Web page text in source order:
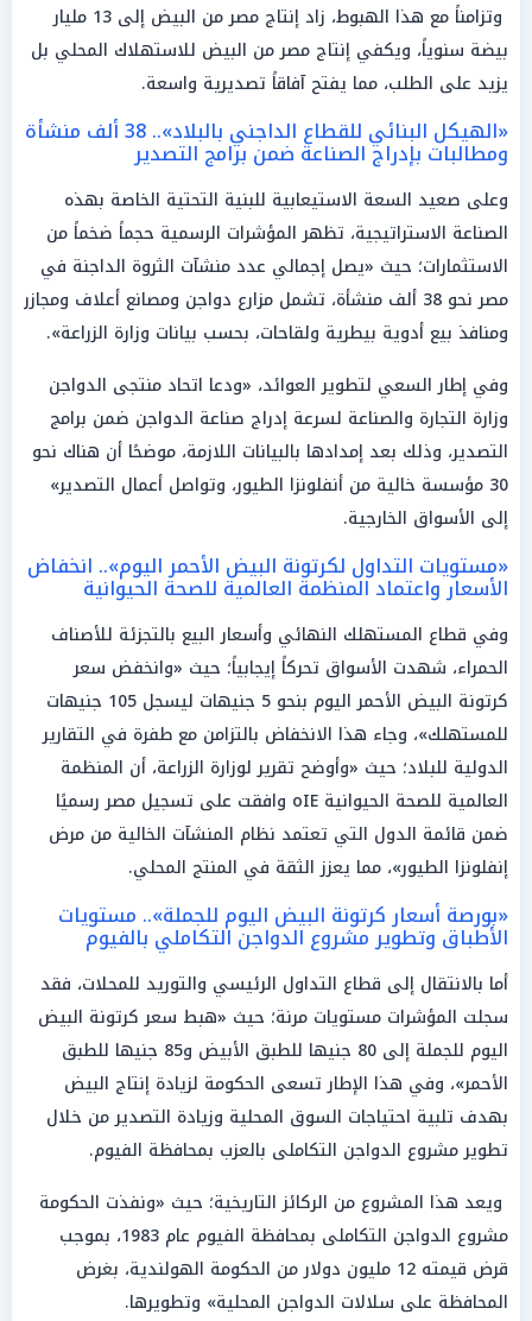
وتزامناً مع هذا الهبوط، زاد إنتاج مصر من البيض إلى 13 مليار
بيضة سنوياً، ويكفي إنتاج مصر من البيض للاستهلاك المحلي بل
يزيد على الطلب، مما يفتح آفاقاً تصديرية واسعة.
«الهيكل البنائي للقطاع الداجني بالبلاد».. 38 ألف منشأة
ومطالبات بإدراج الصناعة ضمن برامج التصدير
وعلى صعيد السعة الاستيعابية للبنية التحتية الخاصة بهذه
الصناعة الاستراتيجية، تظهر المؤشرات الرسمية حجماً ضخماً من
الاستثمارات؛ حيث «يصل إجمالي عدد منشآت الثروة الداجنة في
مصر نحو 38 ألف منشأة، تشمل مزارع دواجن ومصانع أعلاف ومجازر
ومنافذ بيع أدوية بيطرية ولقاحات، بحسب بيانات وزارة الزراعة».
وفي إطار السعي لتطوير العوائد، «ودعا اتحاد منتجى الدواجن
وزارة التجارة والصناعة لسرعة إدراج صناعة الدواجن ضمن برامج
التصدير، وذلك بعد إمدادها بالبيانات اللازمة، موضحًا أن هناك نحو
30 مؤسسة خالية من أنفلونزا الطيور، وتواصل أعمال التصدير»
إلى الأسواق الخارجية.
«مستويات التداول لكرتونة البيض الأحمر اليوم».. انخفاض
الأسعار واعتماد المنظمة العالمية للصحة الحيوانية
وفي قطاع المستهلك النهائي وأسعار البيع بالتجزئة للأصناف
الحمراء، شهدت الأسواق تحركاً إيجابياً؛ حيث «وانخفض سعر
كرتونة البيض الأحمر اليوم بنحو 5 جنيهات ليسجل 105 جنيهات
للمستهلك»، وجاء هذا الانخفاض بالتزامن مع طفرة في التقارير
الدولية للبلاد؛ حيث «وأوضح تقرير لوزارة الزراعة، أن المنظمة
العالمية للصحة الحيوانية oIE وافقت على تسجيل مصر رسميًا
ضمن قائمة الدول التي تعتمد نظام المنشآت الخالية من مرض
إنفلونزا الطيور»، مما يعزز الثقة في المنتج المحلي.
«بورصة أسعار كرتونة البيض اليوم للجملة».. مستويات
الأطباق وتطوير مشروع الدواجن التكاملي بالفيوم
أما بالانتقال إلى قطاع التداول الرئيسي والتوريد للمحلات، فقد
سجلت المؤشرات مستويات مرنة؛ حيث «هبط سعر كرتونة البيض
اليوم للجملة إلى 80 جنيها للطبق الأبيض و85 جنيها للطبق
الأحمر»، وفي هذا الإطار تسعى الحكومة لزيادة إنتاج البيض
بهدف تلبية احتياجات السوق المحلية وزيادة التصدير من خلال
تطوير مشروع الدواجن التكاملى بالعزب بمحافظة الفيوم.
ويعد هذا المشروع من الركائز التاريخية؛ حيث «ونفذت الحكومة
مشروع الدواجن التكاملى بمحافظة الفيوم عام 1983، بموجب
قرض قيمته 12 مليون دولار من الحكومة الهولندية، بغرض
المحافظة على سلالات الدواجن المحلية» وتطويرها.